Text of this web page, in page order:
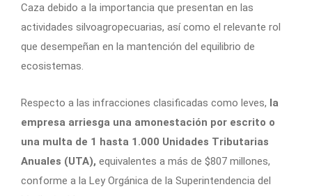
Caza debido a la importancia que presentan en las
actividades silvoagropecuarias, así como el relevante rol
que desempeñan en la mantención del equilibrio de
ecosistemas.
Respecto a las infracciones clasificadas como leves, la
empresa arriesga una amonestación por escrito o
una multa de 1 hasta 1.000 Unidades Tributarias
Anuales (UTA), equivalentes a más de $807 millones,
conforme a la Ley Orgánica de la Superintendencia del